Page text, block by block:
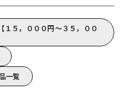
５，０００円～３５，００
一覧